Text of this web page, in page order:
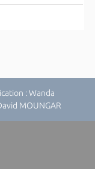
: Wanda
MOUNGAR